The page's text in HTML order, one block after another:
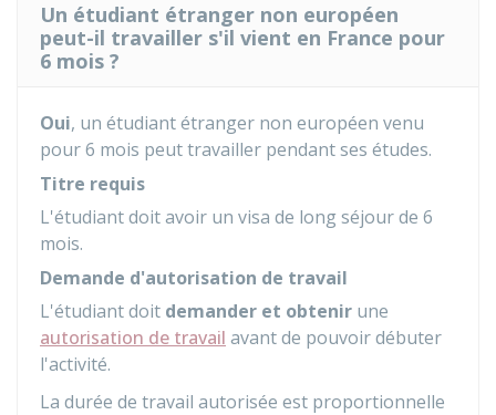
Un étudiant étranger non européen
peut-il travailler s'il vient en France pour
6 mois ?
Oui, un étudiant étranger non européen venu
pour 6 mois peut travailler pendant ses études.
Titre requis
L'étudiant doit avoir un visa de long séjour de 6
mois.
Demande d'autorisation de travail
L'étudiant doit demander et obtenir une
autorisation de travail avant de pouvoir débuter
l'activité.
La durée de travail autorisée est proportionnelle